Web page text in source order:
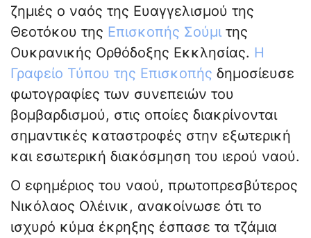
ζημιές ο ναός της Ευαγγελισμού της
Θεοτόκου της Επισκοπής Σούμιτης
Ουκρανικής Ορθόδοξης Εκκλησίας. Η
Γραφείο Τύπου της Επισκοπής δημοσίευσε
φωτογραφίες των συνεπειών του
βομβαρδισμού, στις οποίες διακρίνονται
σημαντικές καταστροφές στην εξωτερική
και εσωτερική διακόσμηση του ιερού ναού.
Ο εφημέριος του ναού, πρωτοπρεσβύτερος
Νικόλαος Ολέινικ, ανακοίνωσε ότι το
ισχυρό κύμα έκρηξης έσπασε τα τζάμια